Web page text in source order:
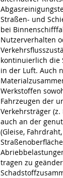
Straßen- und
bei
Nutzerverhalten
kontinuierlich die
in der Luft. Auch
Werkstoffen
Fahrzeugen der
Verkehrsträger (z.
auch an der
(Gleise,
Abrieb
tragen zu